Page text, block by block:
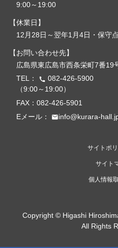
9:00～19:00
休業日
12月28日～翌年1月4日・保守
お問い合わせ先
広島県東広島市西条栄町7番19
TEL：
call 082-426-5900
（9:00～19:00）
FAX：082-426-5901
Eメール：
emailinfo@kurara-
サイトポ
サイト
個人情報
Copyright © Higashi
All Rights